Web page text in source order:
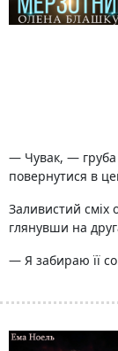
— Чувак, — груба
повернутися в
Заливистий сміх
глянувши на
— Я забираю її